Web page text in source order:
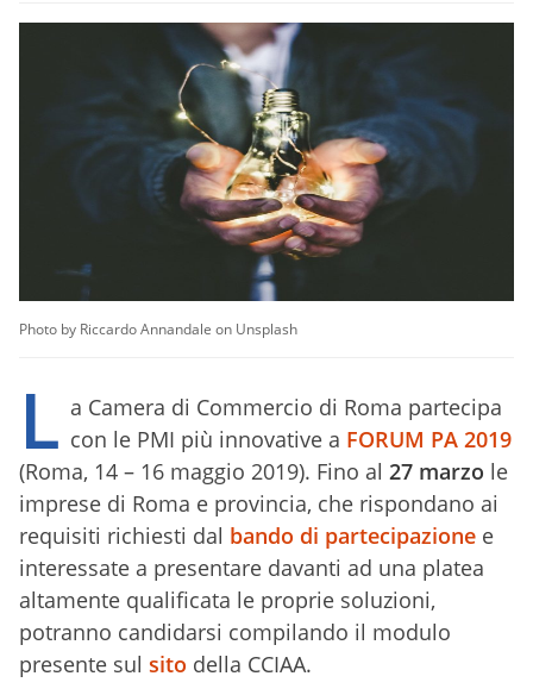
Photo by Riccardo Annandale on Unsplash
L a Camera di Commercio di Roma partecipa
con le PMI più innovative a FORUM PA 2019
(Roma, 14 – 16 maggio 2019). Fino al 27 marzo le
imprese di Roma e provincia, che rispondano ai
requisiti richiesti dal bando di partecipazione e
interessate a presentare davanti ad una platea
altamente qualificata le proprie soluzioni,
potranno candidarsi compilando il modulo
presente sul sito della CCIAA.